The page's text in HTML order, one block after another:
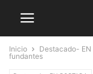
Inicio Destacado- EN
fundantes